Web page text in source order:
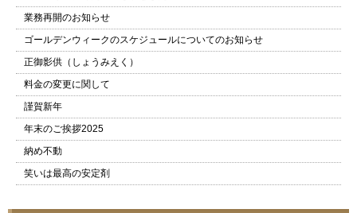
業務再開のお知らせ
ゴールデンウィークのスケジュールについてのお知らせ
正御影供（しょうみえく）
料金の変更に関して
謹賀新年
年末のご挨拶2025
納め不動
笑いは最高の安定剤